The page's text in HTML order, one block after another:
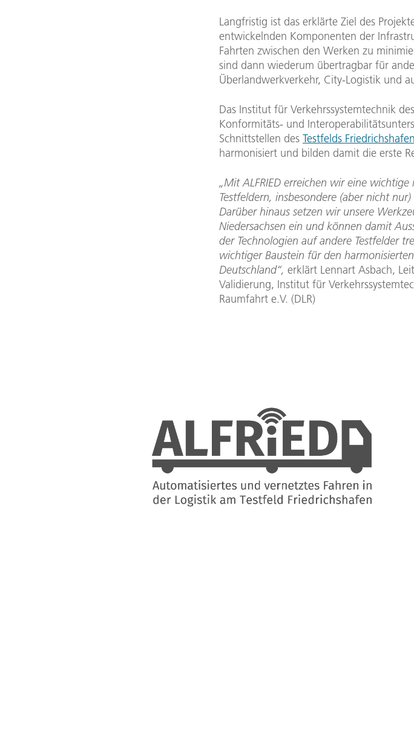
Langfristig ist das erklärte Ziel des
entwickelnden Komponenten der
Fahrten zwischen den Werken zu
sind dann wiederum übertragbar für
Überlandwerkverkehr, City-Logistik und
Das Institut für Verkehrssystemtechnik des
Konformitäts- und
Schnittstellen des Testfelds Friedrichshafen
harmonisiert und bilden damit die erste
„Mit ALFRIED erreichen wir eine
Testfeldern, insbesondere (aber nicht
Darüber hinaus setzen wir unsere
Niedersachsen ein und können damit
der Technologien auf andere Testfelder
wichtiger Baustein für den
Deutschland“, erklärt Lennart Asbach,
Validierung, Institut für
Raumfahrt e.V. (DLR)